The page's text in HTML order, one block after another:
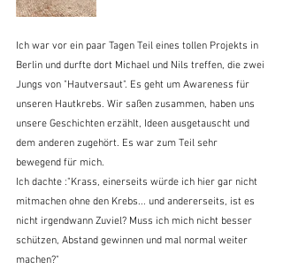
Ich war vor ein paar Tagen Teil eines tollen Projekts in
Berlin und durfte dort Michael und Nils treffen, die zwei
Jungs von "Hautversaut". Es geht um Awareness für
unseren Hautkrebs. Wir saßen zusammen, haben uns
unsere Geschichten erzählt, Ideen ausgetauscht und
dem anderen zugehört. Es war zum Teil sehr
bewegend für mich.
Ich dachte :"Krass, einerseits würde ich hier gar nicht
mitmachen ohne den Krebs... und andererseits, ist es
nicht irgendwann Zuviel? Muss ich mich nicht besser
schützen, Abstand gewinnen und mal normal weiter
machen?"